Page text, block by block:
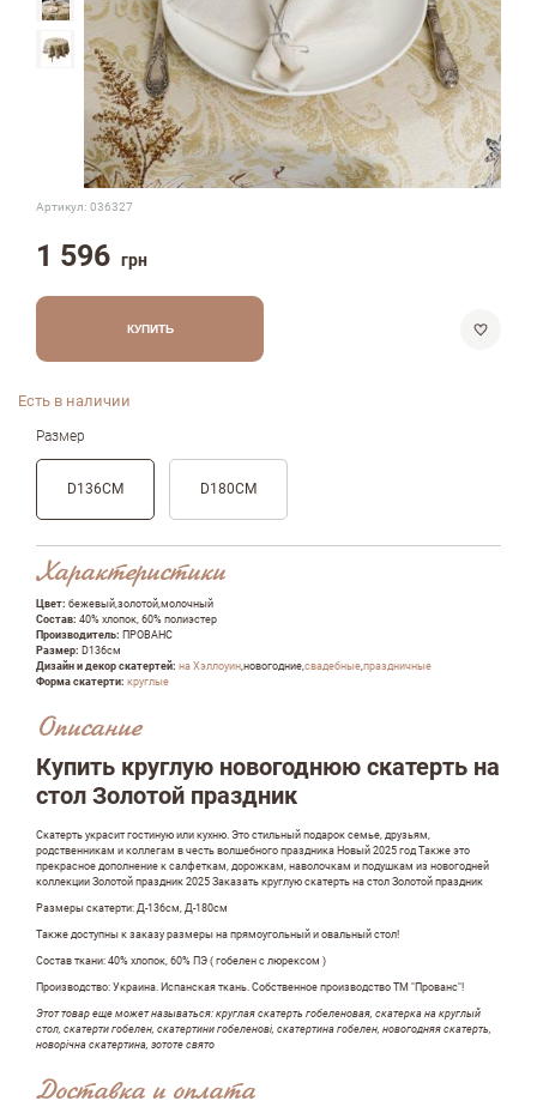
Артикул: 036327
1 596 грн
КУПИТЬ
Есть в наличии
Размер
D136СМ D180СМ
Характеристики
Цвет: бежевый,золотой,молочный
Состав: 40% хлопок, 60% полиэстер
Производитель: ПРОВАНС
Размер: D136см
Дизайн и декор скатертей: на Хэллоуин,новогодние,свадебные,праздничные
Форма скатерти: круглые
Описание
Купить круглую новогоднюю скатерть на
стол Золотой праздник
Скатерть украсит гостиную или кухню. Это стильный подарок семье, друзьям,
родственникам и коллегам в честь волшебного праздника Новый 2025 год Также это
прекрасное дополнение к салфеткам, дорожкам, наволочкам и подушкам из новогодней
коллекции Золотой праздник 2025 Заказать круглую скатерть на стол Золотой праздник
Размеры скатерти: Д-136см, Д-180см
Также доступны к заказу размеры на прямоугольный и овальный стол!
Состав ткани: 40% хлопок, 60% ПЭ ( гобелен с люрексом )
Производство: Украина. Испанская ткань. Собственное производство ТМ "Прованс"!
Этот товар еще может называться: круглая скатерть гобеленовая, скатерка на круглый
стол, скатерти гобелен, скатертини гобеленові, скатертина гобелен, новогодняя скатерть,
новорічна скатертина, зототе свято
Доставка и оплата
Оставить отзыв
email